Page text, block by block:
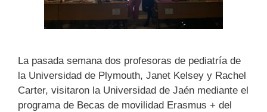
La pasada semana dos profesoras de pediatría de
la Universidad de Plymouth, Janet Kelsey y Rachel
Carter, visitaron la Universidad de Jaén mediante el
programa de Becas de movilidad Erasmus + del